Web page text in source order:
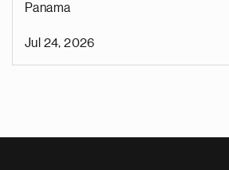
Panama
Jul 24, 2026